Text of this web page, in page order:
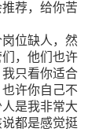
荐，给你苦
位缺人，然
，他们也许
只看你适合
许你自己不
是我非常大
都是感觉挺